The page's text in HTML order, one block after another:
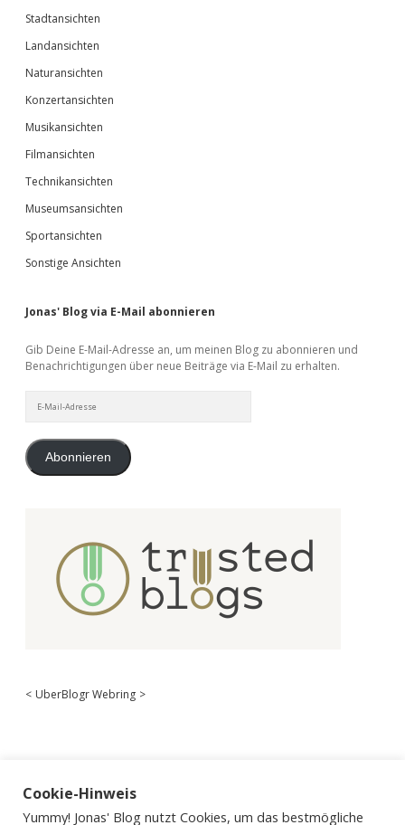
Stadtansichten
Landansichten
Naturansichten
Konzertansichten
Musikansichten
Filmansichten
Technikansichten
Museumsansichten
Sportansichten
Sonstige Ansichten
Jonas' Blog via E-Mail abonnieren
Gib Deine E-Mail-Adresse an, um meinen Blog zu abonnieren und
Benachrichtigungen über neue Beiträge via E-Mail zu erhalten.
Mail-
Abonnieren
< UberBlogr Webring >
Cookie-Hinweis
Yummy! Jonas' Blog nutzt Cookies, um das bestmögliche